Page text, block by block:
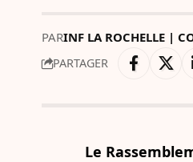
PARINF LA ROCHELLE |
PARTAGER
Le